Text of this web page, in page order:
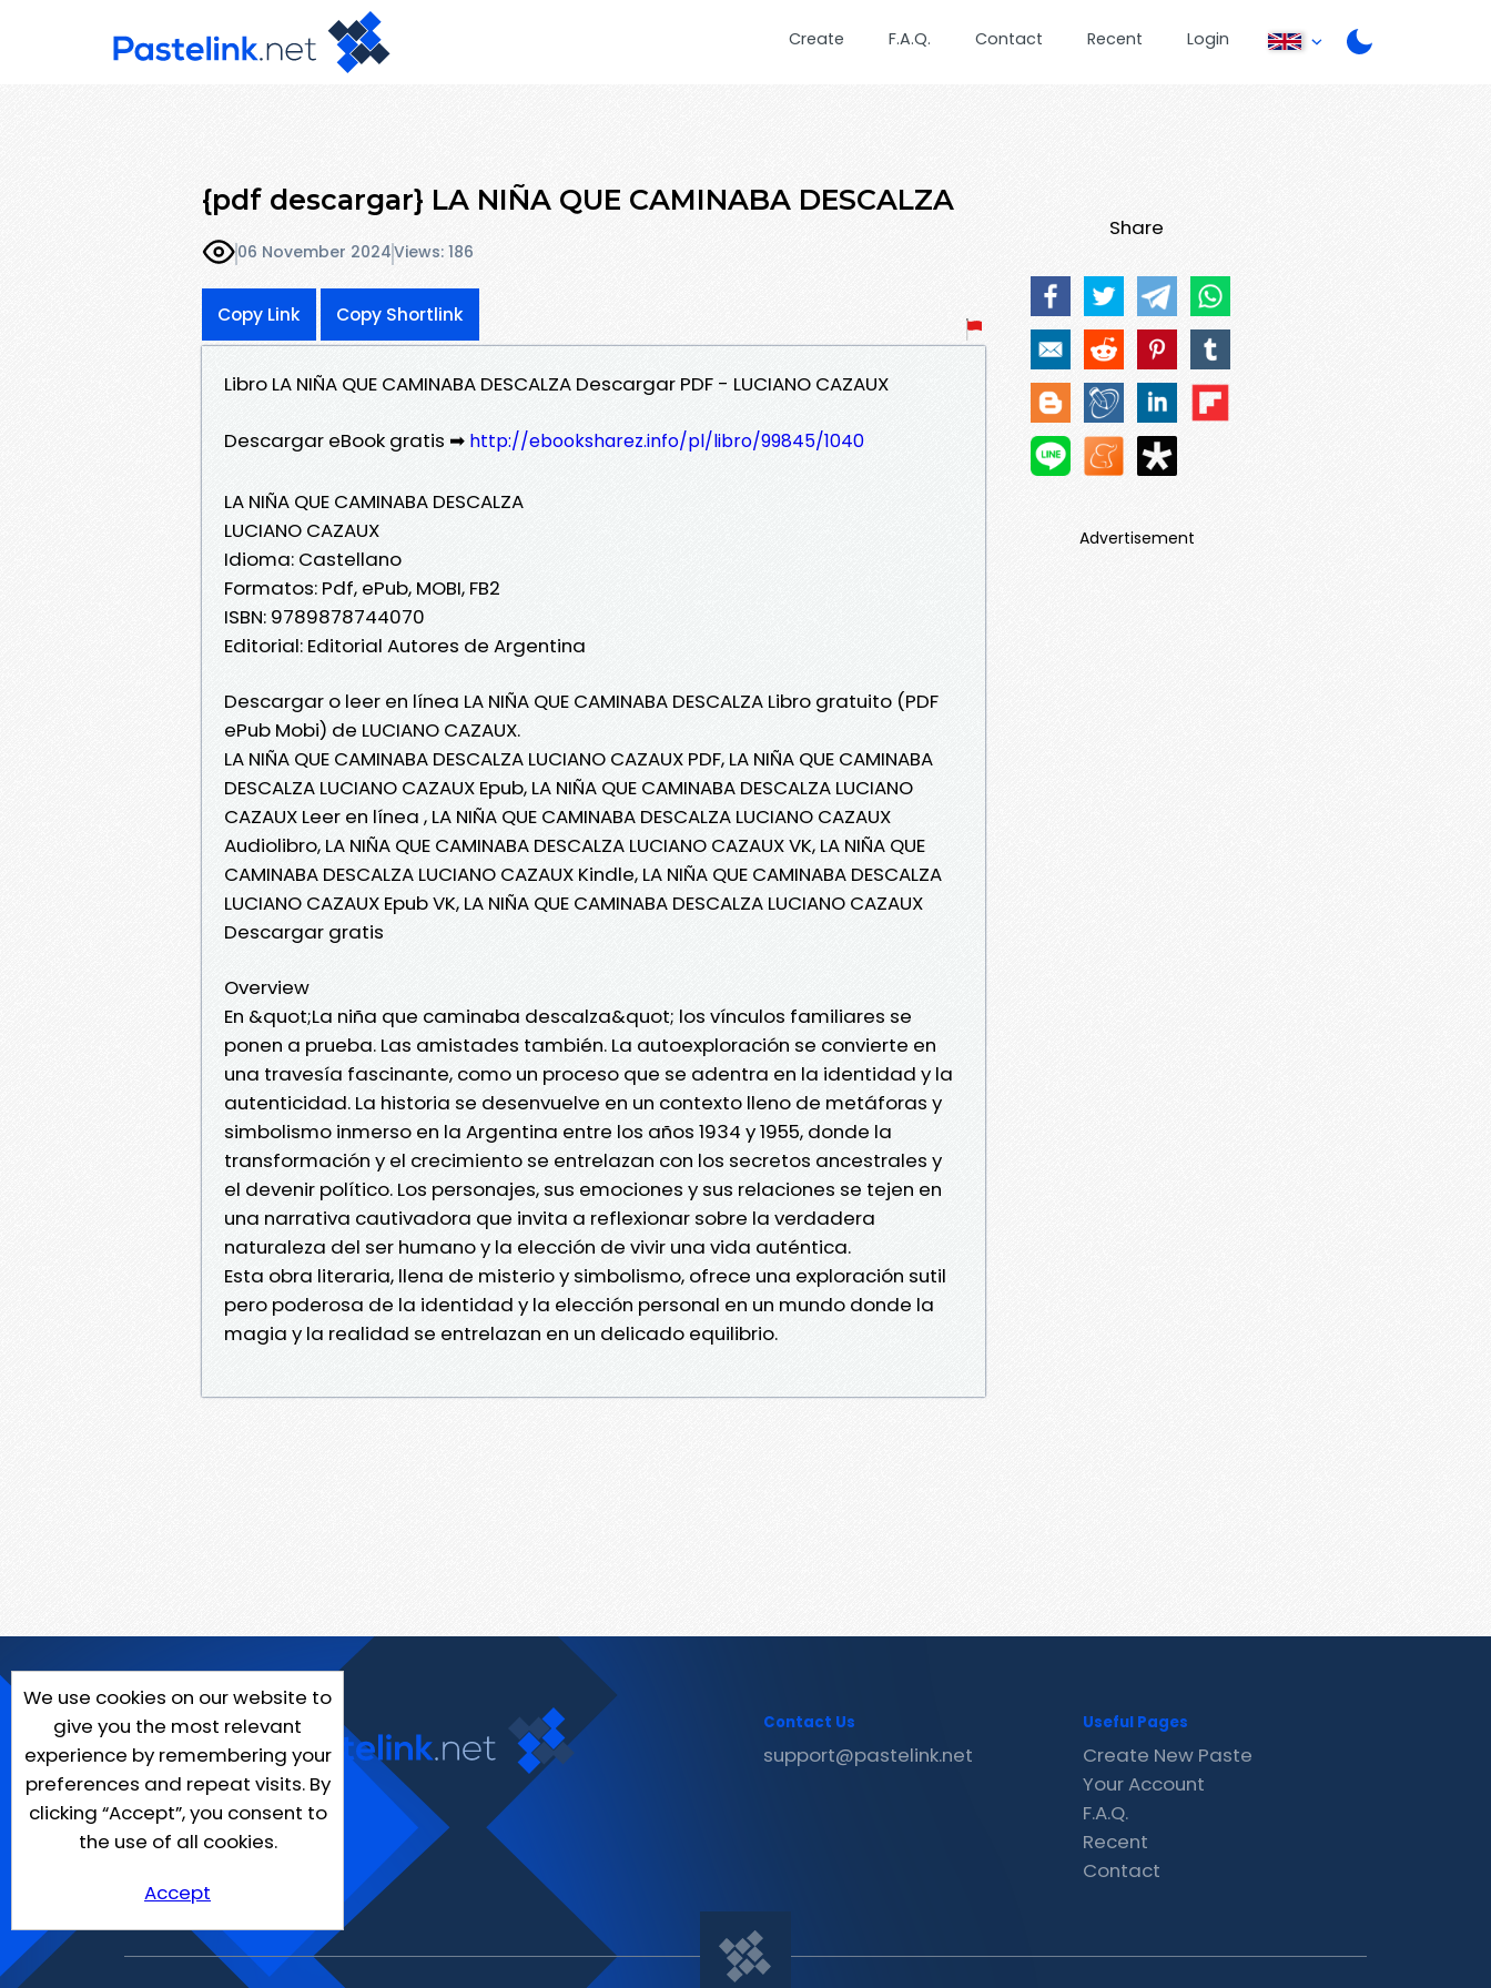
Create F.A.Q. Contact Recent Login
{pdf descargar} LA NIÑA QUE CAMINABA DESCALZA
06 November 2024Views: 186
Copy Link Copy Shortlink
Libro LA NIÑA QUE CAMINABA DESCALZA Descargar PDF - LUCIANO CAZAUX
Descargar eBook gratis ➡ http://ebooksharez.info/pl/libro/99845/1040
LA NIÑA QUE CAMINABA DESCALZA
LUCIANO CAZAUX
Idioma: Castellano
Formatos: Pdf, ePub, MOBI, FB2
ISBN: 9789878744070
Editorial: Editorial Autores de Argentina
Descargar o leer en línea LA NIÑA QUE CAMINABA DESCALZA Libro gratuito (PDF
ePub Mobi) de LUCIANO CAZAUX.
LA NIÑA QUE CAMINABA DESCALZA LUCIANO CAZAUX PDF, LA NIÑA QUE CAMINABA
DESCALZA LUCIANO CAZAUX Epub, LA NIÑA QUE CAMINABA DESCALZA LUCIANO
CAZAUX Leer en línea , LA NIÑA QUE CAMINABA DESCALZA LUCIANO CAZAUX
Audiolibro, LA NIÑA QUE CAMINABA DESCALZA LUCIANO CAZAUX VK, LA NIÑA QUE
CAMINABA DESCALZA LUCIANO CAZAUX Kindle, LA NIÑA QUE CAMINABA DESCALZA
LUCIANO CAZAUX Epub VK, LA NIÑA QUE CAMINABA DESCALZA LUCIANO CAZAUX
Descargar gratis
Overview
En &quot;La niña que caminaba descalza&quot; los vínculos familiares se
ponen a prueba. Las amistades también. La autoexploración se convierte en
una travesía fascinante, como un proceso que se adentra en la identidad y la
autenticidad. La historia se desenvuelve en un contexto lleno de metáforas y
simbolismo inmerso en la Argentina entre los años 1934 y 1955, donde la
transformación y el crecimiento se entrelazan con los secretos ancestrales y
el devenir político. Los personajes, sus emociones y sus relaciones se tejen en
una narrativa cautivadora que invita a reflexionar sobre la verdadera
naturaleza del ser humano y la elección de vivir una vida auténtica.
Esta obra literaria, llena de misterio y simbolismo, ofrece una exploración sutil
pero poderosa de la identidad y la elección personal en un mundo donde la
magia y la realidad se entrelazan en un delicado equilibrio.
Share
Advertisement
We use cookies on our website to
give you the most relevant
experience by remembering your
preferences and repeat visits. By
clicking “Accept”, you consent to
the use of all cookies.
Accept
Contact Us
support@pastelink.net
Useful Pages
Create New Paste
Your Account
F.A.Q.
Recent
Contact